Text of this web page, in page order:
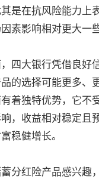
是在抗风险能力上
素影响相对更大一些
四大银行凭借良好
的选择可能更多、
着独特优势，它不
，收益相对稳定且
稳健增长。
分红险产品感兴趣